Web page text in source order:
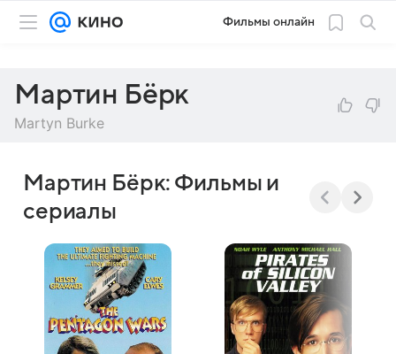
Фильмы онлайн
Мартин Бёрк
Martyn Burke
Мартин Бёрк: Фильмы и
сериалы